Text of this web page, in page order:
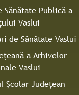
Publică a
Vaslui
de Sănătate Vaslui
a Arhivelor
Vaslui
Şcolar Judeţean